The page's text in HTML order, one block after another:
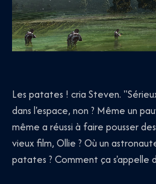
Les patates ! cria Steven.
dans l'espace, non ? Même un
même a réussi à faire pousser
vieux film, Ollie ? Où un
patates ? Comment ça s'appelle